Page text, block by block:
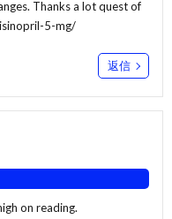
Thanks a lot quest of
5-mg/
返信
on reading.